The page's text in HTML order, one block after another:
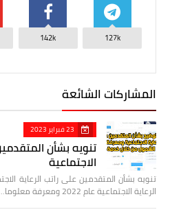
127k
142k
المشاركات الشائعة
23 فبراير 2023
تنويه بشأن
الاجتماعية
تنويه بشأن المتقدمين على راتب الرعاية
الرعاية الاجتماعية عام 2022 ومعرفة معلوما…